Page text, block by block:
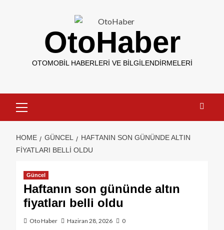
OtoHaber
OTOMOBIL HABERLERI VE BILGILENDIRMELERI
HOME GÜNCEL
HAFTANIN SON GÜNÜNDE ALTIN
FIYATLARI BELLI OLDU
Güncel
Haftanın son gününde altın
fiyatları belli oldu
Oto Haber Haziran 28, 2026 0